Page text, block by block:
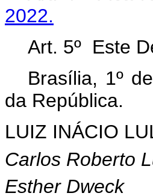
2022.
Art. 5º Este
Brasília, 1º
da República.
LUIZ INÁCIO
Carlos Roberto
Esther Dweck